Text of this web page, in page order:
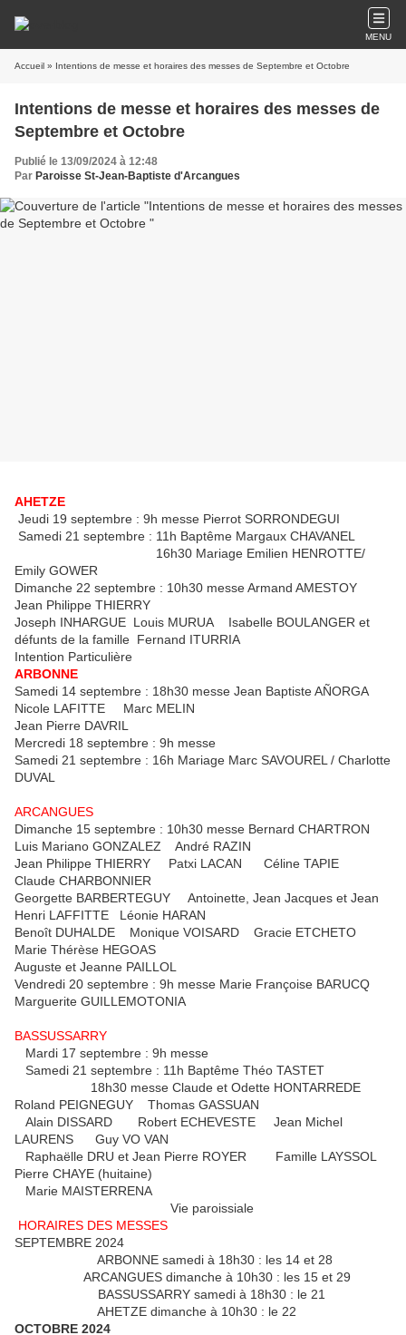
MENU
Accueil » Intentions de messe et horaires des messes de Septembre et Octobre
Intentions de messe et horaires des messes de
Septembre et Octobre
Publié le 13/09/2024 à 12:48
Par Paroisse St-Jean-Baptiste d'Arcangues
AHETZE
Jeudi 19 septembre : 9h messe Pierrot SORRONDEGUI
Samedi 21 septembre : 11h Baptême Margaux CHAVANEL
16h30 Mariage Emilien HENROTTE/
Emily GOWER
Dimanche 22 septembre : 10h30 messe Armand AMESTOY
Jean Philippe THIERRY
Joseph INHARGUE Louis MURUA Isabelle BOULANGER et
défunts de la famille Fernand ITURRIA
Intention Particulière
ARBONNE
Samedi 14 septembre : 18h30 messe Jean Baptiste AÑORGA
Nicole LAFITTE Marc MELIN
Jean Pierre DAVRIL
Mercredi 18 septembre : 9h messe
Samedi 21 septembre : 16h Mariage Marc SAVOUREL / Charlotte
DUVAL
ARCANGUES
Dimanche 15 septembre : 10h30 messe Bernard CHARTRON
Luis Mariano GONZALEZ André RAZIN
Jean Philippe THIERRY Patxi LACAN Céline TAPIE
Claude CHARBONNIER
Georgette BARBERTEGUY Antoinette, Jean Jacques et Jean
Henri LAFFITTE Léonie HARAN
Benoît DUHALDE Monique VOISARD Gracie ETCHETO
Marie Thérèse HEGOAS
Auguste et Jeanne PAILLOL
Vendredi 20 septembre : 9h messe Marie Françoise BARUCQ
Marguerite GUILLEMOTONIA
BASSUSSARRY
Mardi 17 septembre : 9h messe
Samedi 21 septembre : 11h Baptême Théo TASTET
18h30 messe Claude et Odette HONTARREDE
Roland PEIGNEGUY Thomas GASSUAN
Alain DISSARD Robert ECHEVESTE Jean Michel
LAURENS Guy VO VAN
Raphaëlle DRU et Jean Pierre ROYER Famille LAYSSOL
Pierre CHAYE (huitaine)
Marie MAISTERRENA
Vie paroissiale
HORAIRES DES MESSES
SEPTEMBRE 2024
ARBONNE samedi à 18h30 : les 14 et 28
ARCANGUES dimanche à 10h30 : les 15 et 29
BASSUSSARRY samedi à 18h30 : le 21
AHETZE dimanche à 10h30 : le 22
OCTOBRE 2024